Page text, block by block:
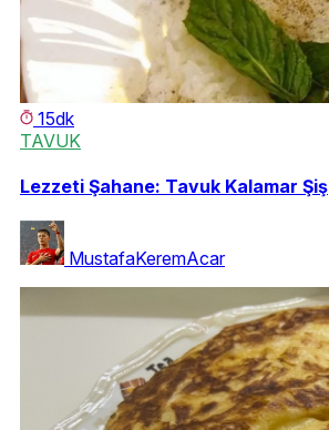
15dk
TAVUK
Lezzeti Şahane: Tavuk Kalamar Şiş
MustafaKeremAcar